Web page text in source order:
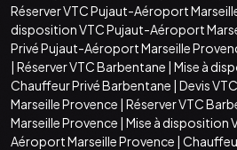
Réserver VTC Pujaut-Aéroport
disposition VTC Pujaut-Aéroport
Privé Pujaut-Aéroport Marseille
| Réserver VTC Barbentane | Mise à
Chauffeur Privé Barbentane | Devis
Marseille Provence | Réserver VTC
Marseille Provence | Mise à disposition
Aéroport Marseille Provence |